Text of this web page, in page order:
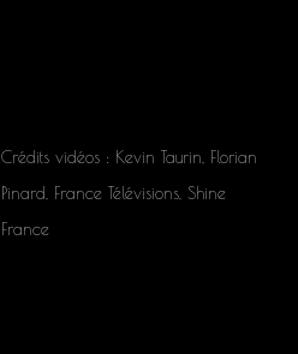
Crédits vidéos : Kevin Taurin, Florian
Pinard, France Télévisions, Shine
France